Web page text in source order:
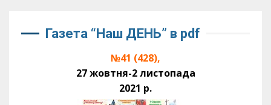
Газета “Наш ДЕНЬ” в pdf
№41 (428),
27 жовтня-2 листопада
2021 р.